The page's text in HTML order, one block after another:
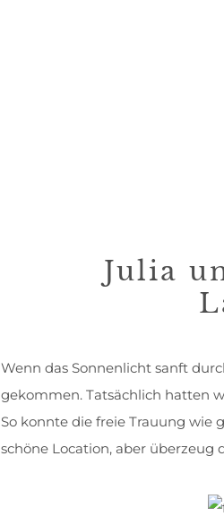
Julia
Wenn das Sonnenlicht sanft
gekommen. Tatsächlich hatten
So konnte die freie Trauung wie
schöne Location, aber überzeug